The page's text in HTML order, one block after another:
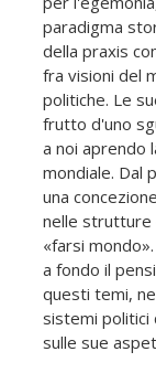
paradigma
della praxis
fra visioni del
politiche. Le
frutto d'uno
a noi aprendo
mondiale. Dal
una
nelle strutture
«farsi
a fondo il
questi temi,
sistemi politici
sulle sue